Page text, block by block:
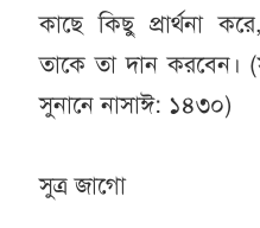
কাছে কিছু প্রার্থনা
তাকে তা দান
সুনানে নাসাঈ: ১৪৩০)
সুত্র জাগো